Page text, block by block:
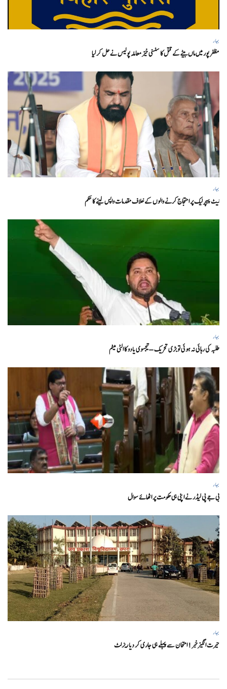
بہار
مظفر پور میں ماں بیٹے کے قتل کا سنسنی خیز معاملہ پولیس نے حل کر لیا
بہار
نیٹ پیپر لیک پر احتجاج کرنے والوں کے خلاف مقدمات واپس لینے کا حکم
بہار
طلبہ کی رہائی نہ ہوئی تو بڑی تحریک – تیجسوی یادو کا الٹی میٹم
بہار
بی جے پی لیڈر نے اپنی ہی حکومت پر اٹھائے سوال
بہار
حیرت انگیزخبر ! امتحان سے پہلے ہی جاری کر دیا ریزلٹ